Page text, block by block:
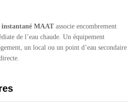
instantané MAAT associe encombrement
de l’eau chaude. Un équipement
un local ou un point d’eau secondaire